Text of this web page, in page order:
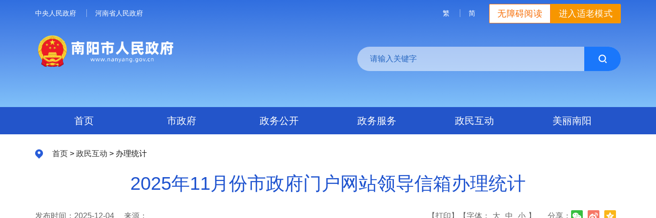
中央人民政府 河南省人民政府 进入适老模式
无障碍阅读
繁 简
首页 市政府 政务公开 政务服务 政民互动 美丽南阳
首页 > 政民互动 > 办理统计
2025年11月份市政府门户网站领导信箱办理统计
发布时间：2025-12-04 来源： 分享：
【打印】 【字体： 大 中 小 】